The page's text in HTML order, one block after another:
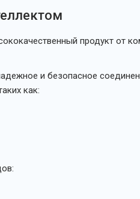
продукт от
и безопасное
как: